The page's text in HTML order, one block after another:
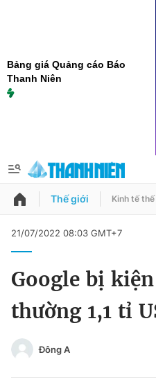
Bảng giá Quảng cáo Báo
Thanh Niên
QUẢNG CÁO
Chuyên mục
Chào ngày mới
Đổi mật khẩu
Tin đã lưu
Thế giới Kinh tế
21/07/2022 08:03 GMT+7
Google bị
thường 1,1 tỉ
Đông A